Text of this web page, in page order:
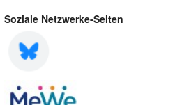
Soziale Netzwerke-Seiten